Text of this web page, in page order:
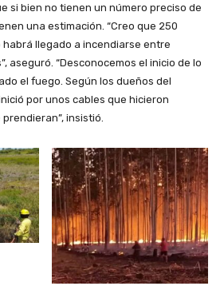
si bien no tienen un número preciso de
una estimación. “Creo que 250
llegado a incendiarse entre
aseguró. “Desconocemos el inicio de lo
el fuego. Según los dueños del
por unos cables que hicieron
insistió.